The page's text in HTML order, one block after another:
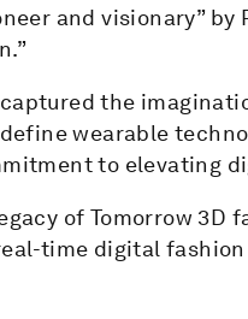
and visionary”
the
wearable
to elevating
of Tomorrow
time digital